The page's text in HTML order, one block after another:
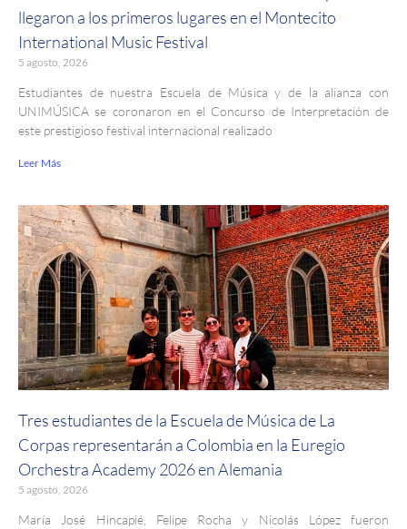
llegaron a los primeros lugares en el Montecito
International Music Festival
5 agosto, 2026
Estudiantes de nuestra Escuela de Música y de la alianza con
UNIMÚSICA se coronaron en el Concurso de Interpretación de
este prestigioso festival internacional realizado
Leer Más
Tres estudiantes de la Escuela de Música de La
Corpas representarán a Colombia en la Euregio
Orchestra Academy 2026 en Alemania
5 agosto, 2026
María José Hincapié, Felipe Rocha y Nicolás López fueron